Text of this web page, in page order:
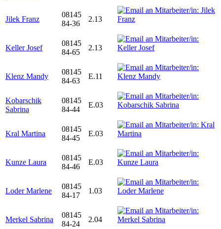
Jilek Franz
08145
84-36
2.13
Keller Josef
08145
84-65
2.13
Klenz Mandy
08145
84-63
E.11
Kobarschik
Sabrina
08145
84-44
E.03
Kral Martina
08145
84-45
E.03
Kunze Laura
08145
84-46
E.03
Loder Marlene
08145
84-17
1.03
Merkel Sabrina
08145
84-24
2.04